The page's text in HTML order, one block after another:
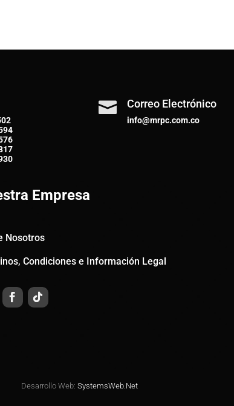
 Correo Electrónico
info@mrpc.com.co
Empresa
Nosotros
Condiciones e Información Legal
Desarrollo Web: SystemsWeb.Net